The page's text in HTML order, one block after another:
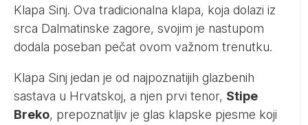
Klapa Sinj. Ova tradicionalna klapa, koja dolazi iz
srca Dalmatinske zagore, svojim je nastupom
dodala poseban pečat ovom važnom trenutku.
Klapa Sinj jedan je od najpoznatijih glazbenih
sastava u Hrvatskoj, a njen prvi tenor, Stipe
Breko, prepoznatljiv je glas klapske pjesme koji